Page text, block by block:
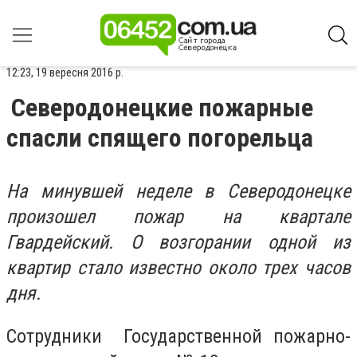
12:23, 19 вересня 2016 р.
Северодонецкие пожарные
спасли спящего погорельца
На минувшей неделе в Северодонецке
произошел пожар на квартале
Гвардейский. О возгорании одной из
квартир стало известно около трех часов
дня.
Сотрудники Государственной пожарно-